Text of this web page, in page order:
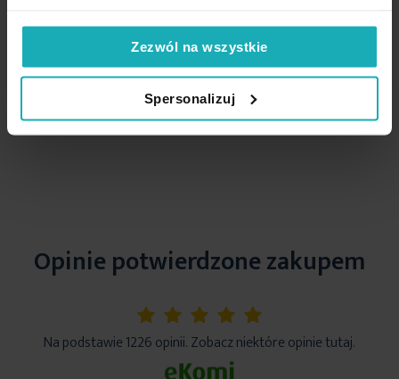
Zezwól na wszystkie
Spersonalizuj
Opinie potwierdzone zakupem
5%
Na podstawie 1226 opinii. Zobacz niektóre opinie tutaj.